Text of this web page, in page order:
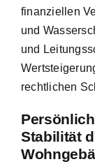
finanziellen
und
und
rechtlichen
Stabilität